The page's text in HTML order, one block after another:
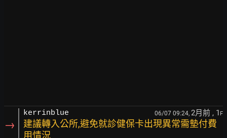
→
kerrinblue 06/07 09:24, 2月前 , 1 F
建議轉入公所,避免就診健保卡出現異常需墊付費
用情況